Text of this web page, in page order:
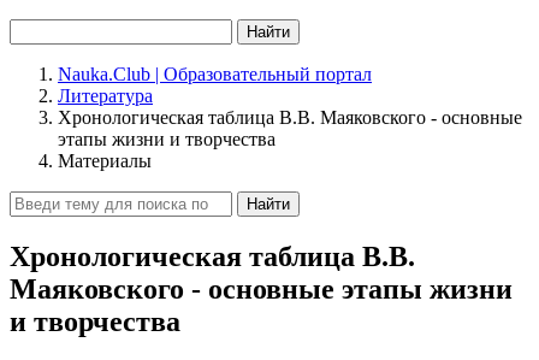
Найти
Nauka.Club | Образовательный портал
Литература
Хронологическая таблица В.В. Маяковского - основные
этапы жизни и творчества
Материалы
Найти
Хронологическая таблица В.В.
Маяковского - основные этапы жизни
и творчества